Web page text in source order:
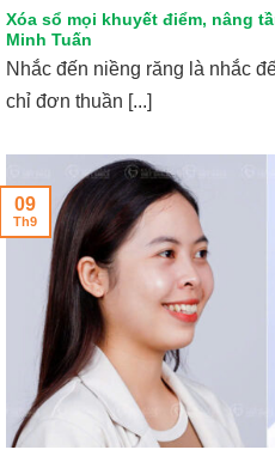
Xóa sổ mọi khuyết điểm, nâng
Minh Tuấn
Nhắc đến niềng răng là nhắc
chỉ đơn thuần [...]
09
Th9